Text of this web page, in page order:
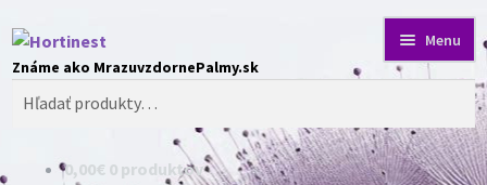
Preskočiť
na
navigáciu
Preskočiť
na
obsah
Menu
Obchod
Blog o rastlinách
0,00€ 0 produktov